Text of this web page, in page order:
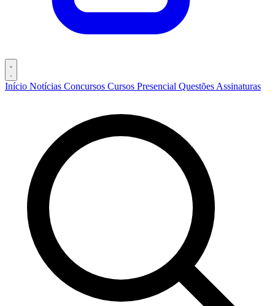
Início Notícias Concursos Cursos Presencial Questões Assinaturas